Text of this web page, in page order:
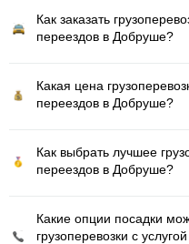
Как заказать
переездов в Добруше?
Какая цена
переездов в Добруше?
Как выбрать лучшее
переездов в Добруше?
Какие опции посадки
грузоперевозки с